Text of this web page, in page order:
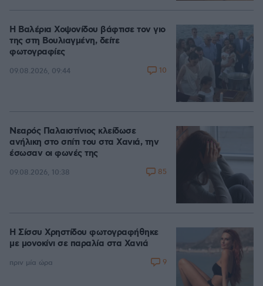
Η Βαλέρια Χοψονίδου βάφτισε τον γιο
της στη Βουλιαγμένη, δείτε
φωτογραφίες
09.08.2026, 09:44 10
Νεαρός Παλαιστίνιος κλείδωσε
ανήλικη στο σπίτι του στα Χανιά, την
έσωσαν οι φωνές της
09.08.2026, 10:38 85
Η Σίσσυ Χρηστίδου φωτογραφήθηκε
με μονοκίνι σε παραλία στα Χανιά
πριν μία ώρα 9